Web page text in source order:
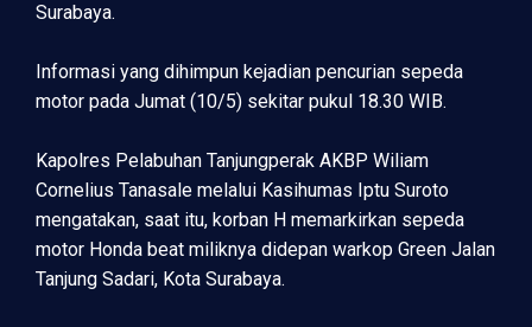
Surabaya.
Informasi yang dihimpun kejadian pencurian sepeda
motor pada Jumat (10/5) sekitar pukul 18.30 WIB.
Kapolres Pelabuhan Tanjungperak AKBP Wiliam
Cornelius Tanasale melalui Kasihumas Iptu Suroto
mengatakan, saat itu, korban H memarkirkan sepeda
motor Honda beat miliknya didepan warkop Green Jalan
Tanjung Sadari, Kota Surabaya.